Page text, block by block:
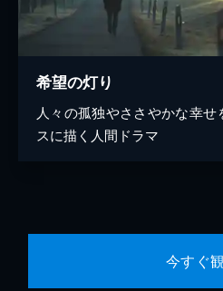
希望の灯り
人々の孤独やささやかな幸
スに描く人間ドラマ
今すぐ